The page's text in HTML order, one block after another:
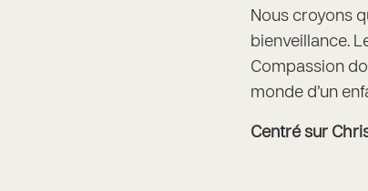
Nous croyons
bienveillance.
Compassion
monde d’un
Centré sur